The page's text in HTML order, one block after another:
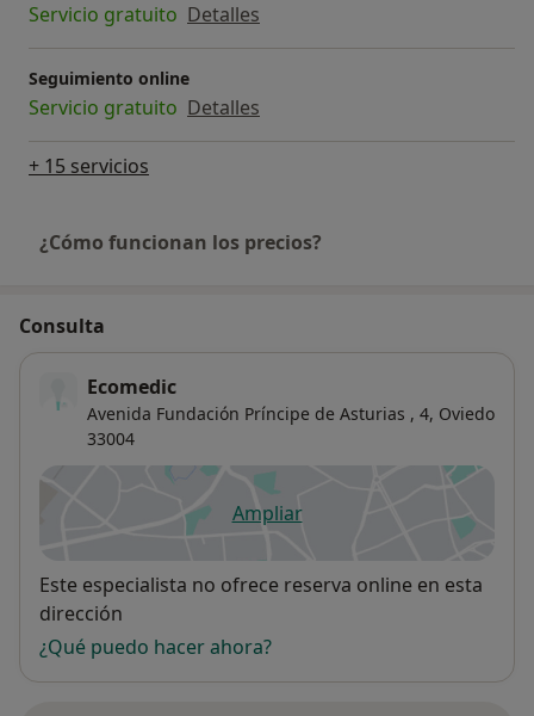
Servicio gratuito Detalles
Seguimiento online
Servicio gratuito Detalles
+ 15 servicios
¿Cómo funcionan los precios?
Consulta
Ecomedic
Avenida Fundación Príncipe de Asturias , 4, Oviedo
33004
Ampliarse abre en una nueva
Disponibilidad
Este especialista no ofrece reserva online en esta
dirección
¿Qué puedo hacer ahora?